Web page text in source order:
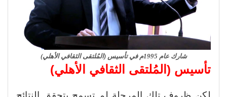
شارك عام 1995م في تأسيس (المُلتقى الثقافي الأهلي)
تأسيس (المُلتقى الثقافي الأهلي)